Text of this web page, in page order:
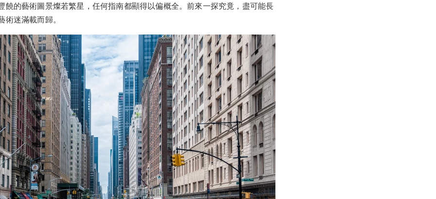
饒的藝術圖景燦若繁星，任何指南都顯得以偏概全。前來一探究竟，盡可能長
術迷滿載而歸。